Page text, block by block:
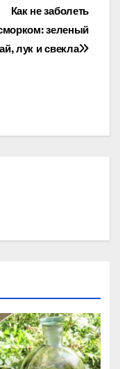
Как не заболеть
зеленый
лук и свекла